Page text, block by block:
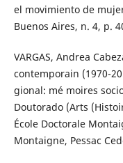
el movimiento de
Buenos Aires, n. 4, p.
VARGAS, Andrea
contemporain (1970-
gional: mé moires
Doutorado (Arts
École Doctorale
Montaigne, Pessac